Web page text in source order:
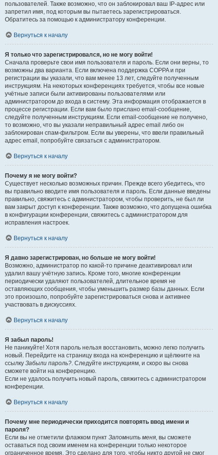
пользователей. Также возможно, что он заблокировал ваш IP-адрес или
запретил имя, под которым вы пытаетесь зарегистрироваться.
Обратитесь за помощью к администратору конференции.
Вернуться к началу
Я только что зарегистрировался, но не могу войти!
Сначала проверьте свои имя пользователя и пароль. Если они верны, то
возможны два варианта. Если включена поддержка COPPA и при
регистрации вы указали, что вам менее 13 лет, следуйте полученным
инструкциям. На некоторых конференциях требуется, чтобы все новые
учётные записи были активированы пользователями или
администратором до входа в систему. Эта информация отображается в
процессе регистрации. Если вам было прислано email-сообщение,
следуйте полученным инструкциям. Если email-сообщение не получено,
то возможно, что вы указали неправильный адрес email либо он
заблокирован спам-фильтром. Если вы уверены, что ввели правильный
адрес email, попробуйте связаться с администратором.
Вернуться к началу
Почему я не могу войти?
Существует несколько возможных причин. Прежде всего убедитесь, что
вы правильно вводите имя пользователя и пароль. Если данные введены
правильно, свяжитесь с администратором, чтобы проверить, не был ли
вам закрыт доступ к конференции. Также возможно, что допущена ошибка
в конфигурации конференции, свяжитесь с администратором для
исправления настроек.
Вернуться к началу
Я давно зарегистрирован, но больше не могу войти!
Возможно, администратор по какой-то причине деактивировал или
удалил вашу учётную запись. Кроме того, многие конференции
периодически удаляют пользователей, длительное время не
оставляющих сообщения, чтобы уменьшить размер базы данных. Если
это произошло, попробуйте зарегистрироваться снова и активнее
участвовать в дискуссиях.
Вернуться к началу
Я забыл пароль!
Не паникуйте! Хотя пароль нельзя восстановить, можно легко получить
новый. Перейдите на страницу входа на конференцию и щёлкните на
ссылку Забыли пароль?. Следуйте инструкциям, и скоро вы снова
сможете войти на конференцию.
Если не удалось получить новый пароль, свяжитесь с администратором
конференции.
Вернуться к началу
Почему мне периодически приходится повторять ввод имени и
пароля?
Если вы не отметили флажком пункт Запомнить меня, вы сможете
оставаться под своим именем на конференции только некоторое
ограниченное время. Это сделано для того, чтобы никто другой не смог